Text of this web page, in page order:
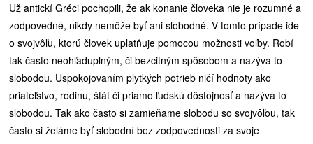
Už antickí Gréci pochopili, že ak konanie človeka nie je rozumné a
zodpovedné, nikdy nemôže byť ani slobodné. V tomto prípade ide
o svojvôľu, ktorú človek uplatňuje pomocou možnosti voľby. Robí
tak často neohľaduplným, či bezcitným spôsobom a nazýva to
slobodou. Uspokojovaním plytkých potrieb ničí hodnoty ako
priateľstvo, rodinu, štát či priamo ľudskú dôstojnosť a nazýva to
slobodou. Tak ako často si zamieňame slobodu so svojvôľou, tak
často si želáme byť slobodní bez zodpovednosti za svoje